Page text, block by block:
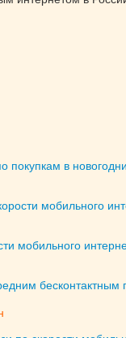
в
мобильного
мобильного
бесконтактным